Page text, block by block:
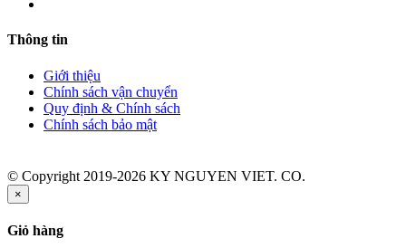
Thông tin
Giới thiệu
Chính sách vận chuyển
Quy định & Chính sách
Chính sách bảo mật
© Copyright 2019-2026 KY NGUYEN VIET. CO.
×
Giỏ hàng